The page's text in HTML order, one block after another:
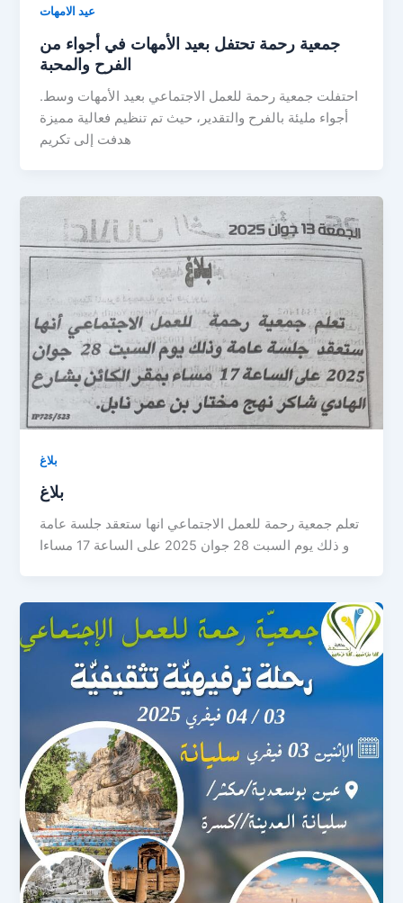
عيد الامهات
جمعية رحمة تحتفل بعيد الأمهات في أجواء من
الفرح والمحبة
.احتفلت جمعية رحمة للعمل الاجتماعي بعيد الأمهات وسط
أجواء مليئة بالفرح والتقدير، حيث تم تنظيم فعالية مميزة
هدفت إلى تكريم
بلاغ
بلاغ
تعلم جمعية رحمة للعمل الاجتماعي انها ستعقد جلسة عامة
و ذلك يوم السبت 28 جوان 2025 على الساعة 17 مساءا